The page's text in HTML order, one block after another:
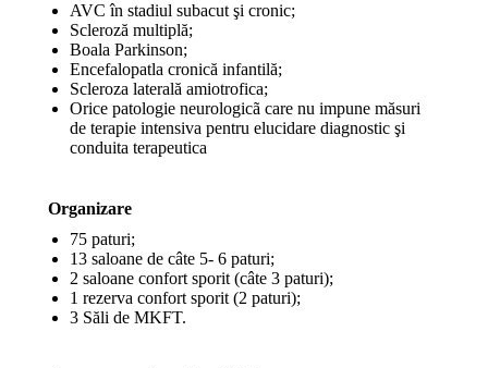
AVC în stadiul subacut şi cronic;
Scleroză multiplă;
Boala Parkinson;
Encefalopatla cronică infantilă;
Scleroza laterală amiotrofica;
Orice patologie neurologicã care nu impune măsuri
de terapie intensiva pentru elucidare diagnostic şi
conduita terapeutica
Organizare
75 paturi;
13 saloane de câte 5- 6 paturi;
2 saloane confort sporit (câte 3 paturi);
1 rezerva confort sporit (2 paturi);
3 Săli de MKFT.